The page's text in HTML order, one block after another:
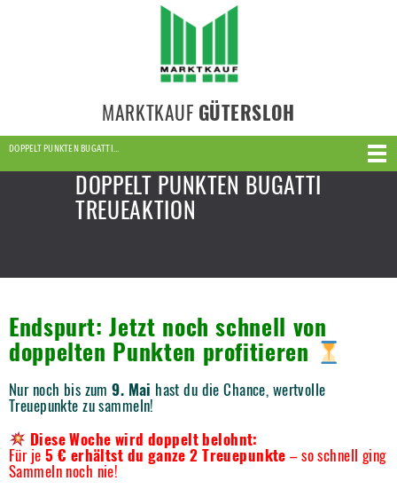
MARKTKAUF GÜTERSLOH
DOPPELT PUNKTEN BUGATTI…
DOPPELT PUNKTEN BUGATTI
TREUEAKTION
Endspurt: Jetzt noch schnell von
doppelten Punkten profitieren
Nur noch bis zum9. Mai hast du die Chance, wertvolle
Treuepunkte zu sammeln!
Diese Woche wird doppelt belohnt:
Für je 5 € erhältst du ganze 2 Treuepunkte – so schnell ging
Sammeln noch nie!